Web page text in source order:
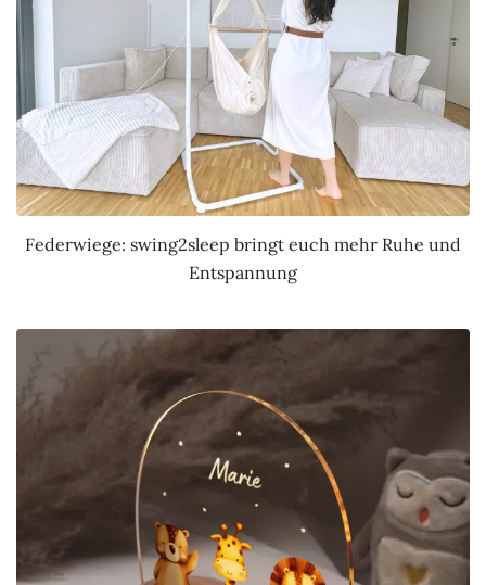
Federwiege: swing2sleep bringt euch mehr Ruhe und
Entspannung